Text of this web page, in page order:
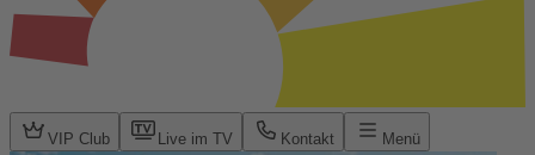
VIP Club Live im TV Kontakt Menü